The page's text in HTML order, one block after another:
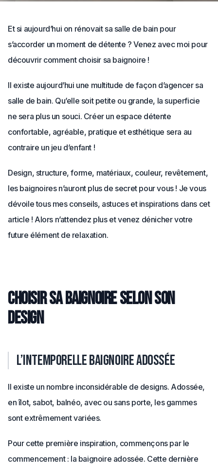
Et si aujourd’hui on rénovait sa salle de bain pour
s’accorder un moment de détente ? Venez avec moi pour
découvrir comment choisir sa baignoire !
Il existe aujourd’hui une multitude de façon d’agencer sa
salle de bain. Qu’elle soit petite ou grande, la superficie
ne sera plus un souci. Créer un espace détente
confortable, agréable, pratique et esthétique sera au
contraire un jeu d’enfant !
Design, structure, forme, matériaux, couleur, revêtement,
les baignoires n’auront plus de secret pour vous ! Je vous
dévoile tous mes conseils, astuces et inspirations dans cet
article ! Alors n’attendez plus et venez dénicher votre
future élément de relaxation.
Choisir sa baignoire selon son
design
L’intemporelle baignoire adossée
Il existe un nombre inconsidérable de designs. Adossée,
en îlot, sabot, balnéo, avec ou sans porte, les gammes
sont extrêmement variées.
Pour cette première inspiration, commençons par le
commencement : la baignoire adossée. Cette dernière